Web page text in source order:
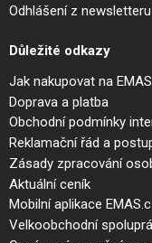
Odhlášení z newsletteru
Důležité odkazy
Jak nakupovat na
Doprava a platba
Obchodní podmínky
Reklamační řád a
Zásady zpracování
Aktuální ceník
Mobilní aplikace
Velkoobchodní